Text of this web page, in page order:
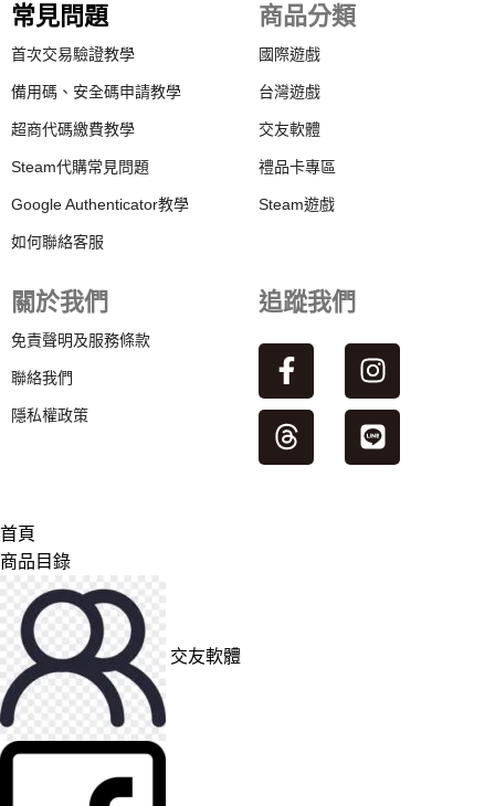
常見問題
首次交易驗證教學
備用碼、安全碼申請教學
超商代碼繳費教學
Steam代購常見問題
Google Authenticator教學
如何聯絡客服
商品分類
國際遊戲
台灣遊戲
交友軟體
禮品卡專區
Steam遊戲
關於我們
免責聲明及服務條款
聯絡我們
隱私權政策
追蹤我們
首頁
商品目錄
交友軟體